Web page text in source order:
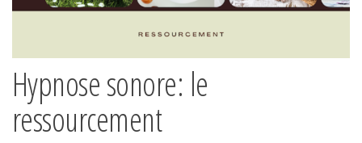
Hypnose sonore: le
ressourcement